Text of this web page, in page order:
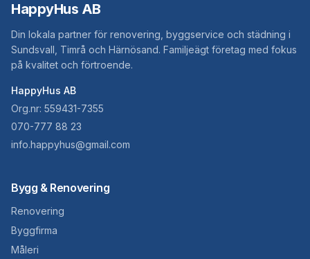
HappyHus AB
Din lokala partner för renovering, byggservice och städning i
Sundsvall, Timrå och Härnösand. Familjeägt företag med fokus
på kvalitet och förtroende.
HappyHus AB
Org.nr: 559431-7355
070-777 88 23
info.happyhus@gmail.com
Bygg & Renovering
Renovering
Byggfirma
Måleri